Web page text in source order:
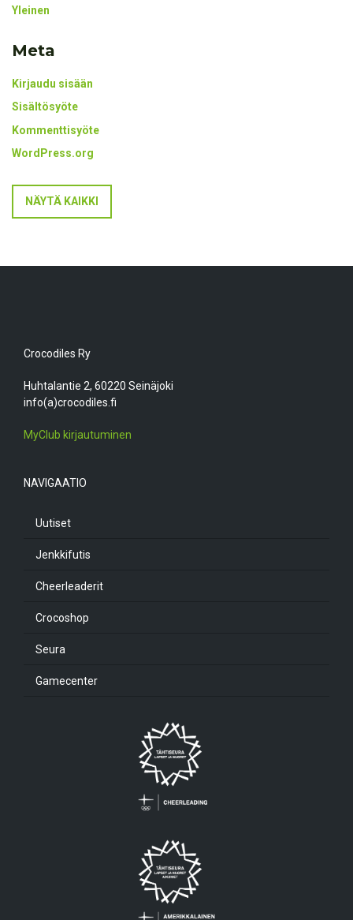
Yleinen
Meta
Kirjaudu sisään
Sisältösyöte
Kommenttisyöte
WordPress.org
NÄYTÄ KAIKKI
Crocodiles Ry
Huhtalantie 2, 60220 Seinäjoki
info(a)crocodiles.fi
MyClub kirjautuminen
NAVIGAATIO
Uutiset
Jenkkifutis
Cheerleaderit
Crocoshop
Seura
Gamecenter